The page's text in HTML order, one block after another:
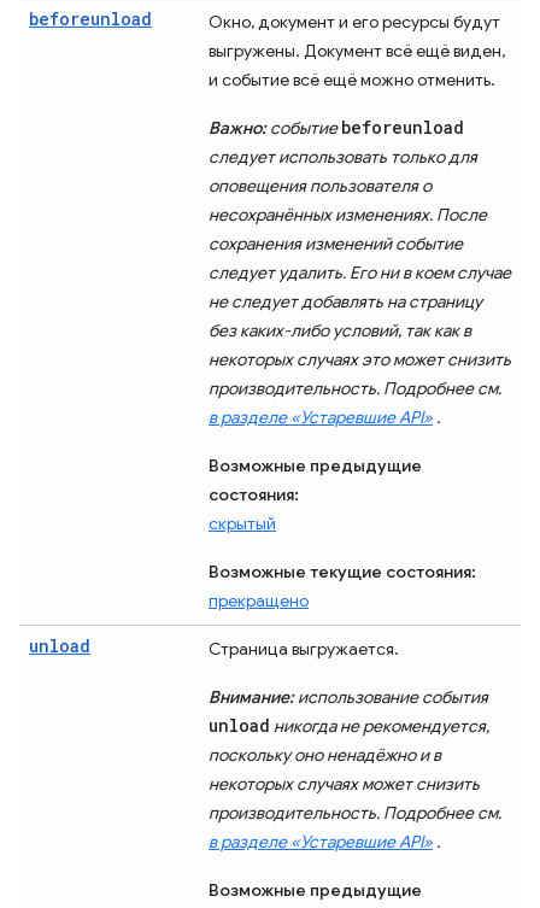
beforeunload
Окно, документ и его ресурсы будут
выгружены. Документ всё ещё виден,
и событие всё ещё можно отменить.
Важно:событиеbeforeunload
следует использовать только для
оповещения пользователя о
несохранённых изменениях. После
сохранения изменений событие
следует удалить. Его ни в коем случае
не следует добавлять на страницу
без каких-либо условий, так как в
некоторых случаях это может снизить
производительность. Подробнее см.
в разделе «Устаревшие API» .
Возможные предыдущие
состояния:
скрытый
Возможные текущие состояния:
прекращено
unload Страница выгружается.
Внимание:использование события
unload никогда не рекомендуется,
поскольку оно ненадёжно и в
некоторых случаях может снизить
производительность. Подробнее см.
в разделе «Устаревшие API» .
Возможные предыдущие